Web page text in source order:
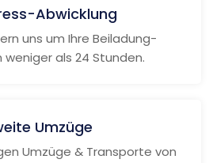
Abwicklung
uns um Ihre Beiladung-
weniger als 24 Stunden.
Umzüge
Umzüge & Transporte von